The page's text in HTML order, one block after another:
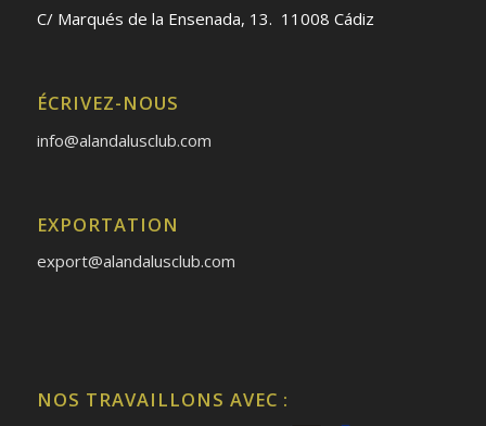
C/ Marqués de la Ensenada, 13. 11008 Cádiz
ÉCRIVEZ-NOUS
info@alandalusclub.com
EXPORTATION
export@alandalusclub.com
NOS TRAVAILLONS AVEC :